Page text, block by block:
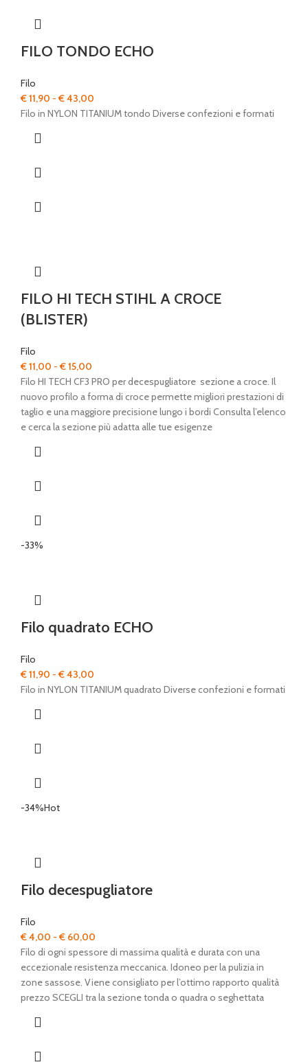
FILO TONDO ECHO
Filo
€11,90 - €43,00
di
Filo in NYLON TITANIUM tondo Diverse confezioni e formati
FILO HI TECH STIHL A CROCE
(BLISTER)
Filo
€11,00 - €15,00
di
prezzo:
da
€ 11,00
Filo HI TECH CF3 PRO per decespugliatore sezione a croce. Il
nuovo profilo a forma di croce permette migliori prestazioni di
taglio e una maggiore precisione lungo i bordi Consulta l’elenco
e cerca la sezione più adatta alle tue esigenze
-33%
Filo quadrato ECHO
Filo
€11,90 - €43,00
di
Filo in NYLON TITANIUM quadrato Diverse confezioni e formati
-34%Hot
Filo decespugliatore
Filo
€4,00 - € 60,00
di
prezzo:
da
€ 4,00
Filo di ogni spessore di massima qualità e durata con una
eccezionale resistenza meccanica. Idoneo per la pulizia in
zone sassose. Viene consigliato per l’ottimo rapporto qualità
prezzo SCEGLI tra la sezione tonda o quadra o seghettata